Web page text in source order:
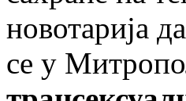
новотарија
се у